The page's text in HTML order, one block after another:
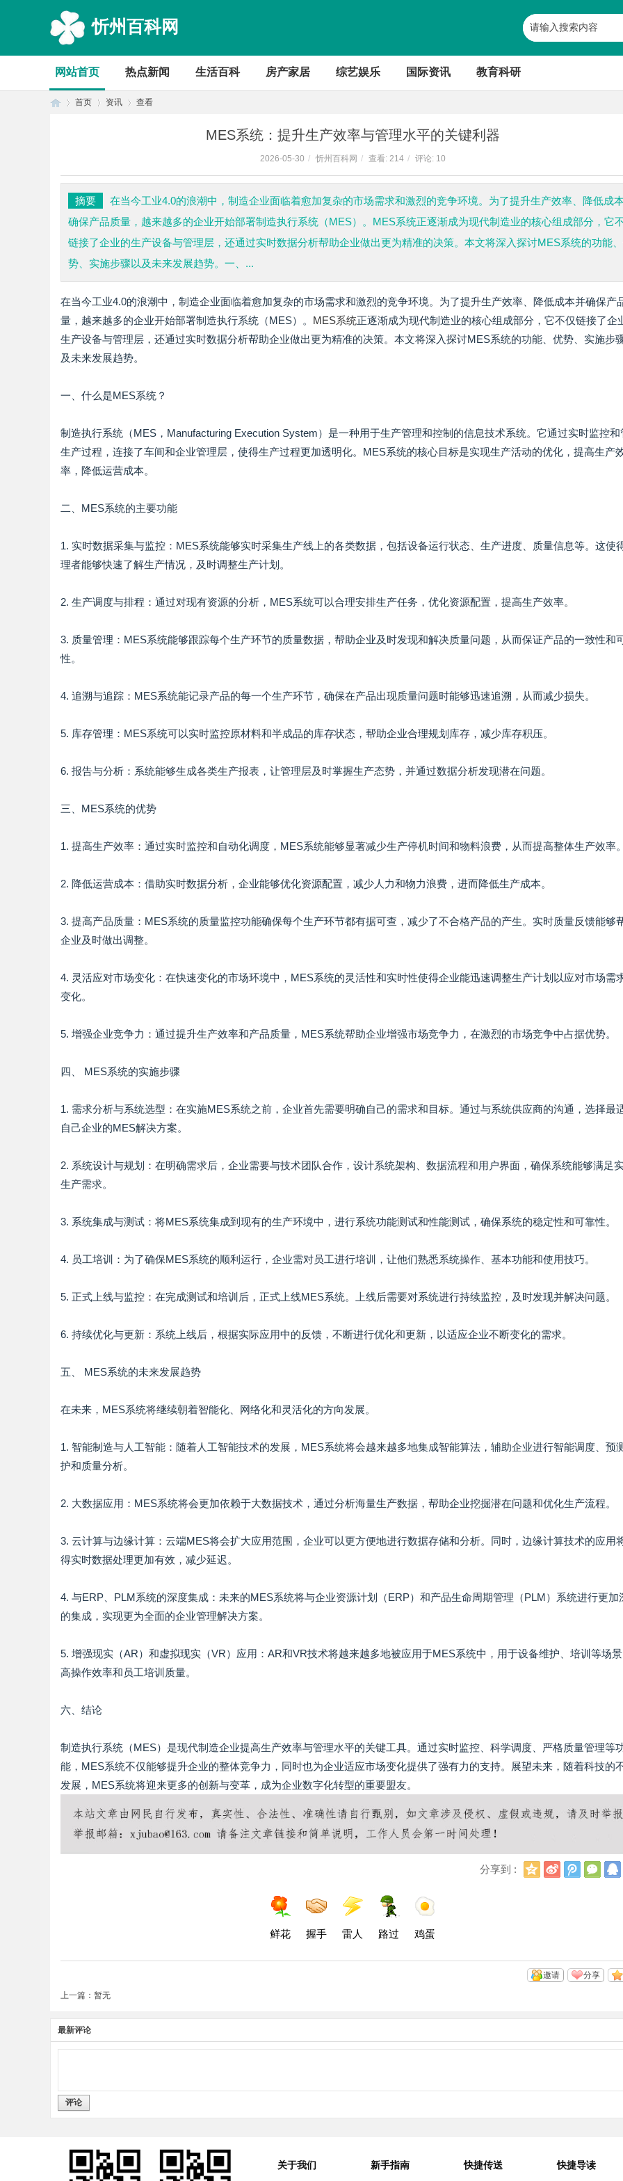
忻州百科网
网站首页 热点新闻 生活百科 房产家居 综艺娱乐 国际资讯 教育科研
首页 资讯 查看
MES系统：提升生产效率与管理水平的关键利器
2026-05-30 / 忻州百科网 / 查看: 214 / 评论: 10
摘要
在当今工业4.0的浪潮中，制造企业面临着愈加复杂的市场需求和激烈的竞争环境。为了提升生产效率、降低成
确保产品质量，越来越多的企业开始部署制造执行系统（MES）。MES系统正逐渐成为现代制造业的核心组成部分，它
链接了企业的生产设备与管理层，还通过实时数据分析帮助企业做出更为精准的决策。本文将深入探讨MES系统的功能
势、实施步骤以及未来发展趋势。一、...
在当今工业4.0的浪潮中，制造企业面临着愈加复杂的市场需求和激烈的竞争环境。为了提升生产效率、降低成本并确保产
量，越来越多的企业开始部署制造执行系统（MES）。 MES系统正逐渐成为现代制造业的核心组成部分，它不仅链接了企
生产设备与管理层，还通过实时数据分析帮助企业做出更为精准的决策。本文将深入探讨MES系统的功能、优势、实施步
及未来发展趋势。
一、什么是MES系统？
制造执行系统（MES，Manufacturing Execution System）是一种用于生产管理和控制的信息技术系统。它通过实时监控和
生产过程，连接了车间和企业管理层，使得生产过程更加透明化。MES系统的核心目标是实现生产活动的优化，提高生产
率，降低运营成本。
二、MES系统的主要功能
1. 实时数据采集与监控：MES系统能够实时采集生产线上的各类数据，包括设备运行状态、生产进度、质量信息等。这使
理者能够快速了解生产情况，及时调整生产计划。
2. 生产调度与排程：通过对现有资源的分析，MES系统可以合理安排生产任务，优化资源配置，提高生产效率。
3. 质量管理：MES系统能够跟踪每个生产环节的质量数据，帮助企业及时发现和解决质量问题，从而保证产品的一致性和
性。
4. 追溯与追踪：MES系统能记录产品的每一个生产环节，确保在产品出现质量问题时能够迅速追溯，从而减少损失。
5. 库存管理：MES系统可以实时监控原材料和半成品的库存状态，帮助企业合理规划库存，减少库存积压。
6. 报告与分析：系统能够生成各类生产报表，让管理层及时掌握生产态势，并通过数据分析发现潜在问题。
三、MES系统的优势
1. 提高生产效率：通过实时监控和自动化调度，MES系统能够显著减少生产停机时间和物料浪费，从而提高整体生产效率。
2. 降低运营成本：借助实时数据分析，企业能够优化资源配置，减少人力和物力浪费，进而降低生产成本。
3. 提高产品质量：MES系统的质量监控功能确保每个生产环节都有据可查，减少了不合格产品的产生。实时质量反馈能够
企业及时做出调整。
4. 灵活应对市场变化：在快速变化的市场环境中，MES系统的灵活性和实时性使得企业能迅速调整生产计划以应对市场需
变化。
5. 增强企业竞争力：通过提升生产效率和产品质量，MES系统帮助企业增强市场竞争力，在激烈的市场竞争中占据优势。
四、 MES系统的实施步骤
1. 需求分析与系统选型：在实施MES系统之前，企业首先需要明确自己的需求和目标。通过与系统供应商的沟通，选择最
自己企业的MES解决方案。
2. 系统设计与规划：在明确需求后，企业需要与技术团队合作，设计系统架构、数据流程和用户界面，确保系统能够满足
生产需求。
3. 系统集成与测试：将MES系统集成到现有的生产环境中，进行系统功能测试和性能测试，确保系统的稳定性和可靠性。
4. 员工培训：为了确保MES系统的顺利运行，企业需对员工进行培训，让他们熟悉系统操作、基本功能和使用技巧。
5. 正式上线与监控：在完成测试和培训后，正式上线MES系统。上线后需要对系统进行持续监控，及时发现并解决问题。
6. 持续优化与更新：系统上线后，根据实际应用中的反馈，不断进行优化和更新，以适应企业不断变化的需求。
五、 MES系统的未来发展趋势
在未来，MES系统将继续朝着智能化、网络化和灵活化的方向发展。
1. 智能制造与人工智能：随着人工智能技术的发展，MES系统将会越来越多地集成智能算法，辅助企业进行智能调度、预
护和质量分析。
2. 大数据应用：MES系统将会更加依赖于大数据技术，通过分析海量生产数据，帮助企业挖掘潜在问题和优化生产流程。
3. 云计算与边缘计算：云端MES将会扩大应用范围，企业可以更方便地进行数据存储和分析。同时，边缘计算技术的应用
得实时数据处理更加有效，减少延迟。
4. 与ERP、PLM系统的深度集成：未来的MES系统将与企业资源计划（ERP）和产品生命周期管理（PLM）系统进行更加
的集成，实现更为全面的企业管理解决方案。
5. 增强现实（AR）和虚拟现实（VR）应用：AR和VR技术将越来越多地被应用于MES系统中，用于设备维护、培训等场
高操作效率和员工培训质量。
六、结论
制造执行系统（MES）是现代制造企业提高生产效率与管理水平的关键工具。通过实时监控、科学调度、严格质量管理等
能，MES系统不仅能够提升企业的整体竞争力，同时也为企业适应市场变化提供了强有力的支持。展望未来，随着科技的
发展，MES系统将迎来更多的创新与变革，成为企业数字化转型的重要盟友。
分享到 :
Q
新
浪
腾
讯
微
信
鲜花 握手 雷人 路过 鸡蛋
分享
邀请
上一篇：暂无
最新评论
评论
关于我们 新手指南 快捷传送 快捷导读